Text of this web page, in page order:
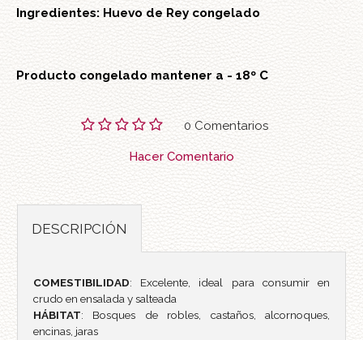
Ingredientes: Huevo de Rey congelado
Producto congelado mantener a - 18º C
0 Comentarios
Hacer Comentario
DESCRIPCIÓN
COMESTIBILIDAD: Excelente, ideal para consumir en
crudo en ensalada y salteada
HÁBITAT: Bosques de robles, castaños, alcornoques,
encinas, jaras